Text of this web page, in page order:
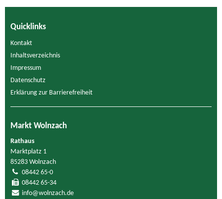
Quicklinks
Kontakt
Inhaltsverzeichnis
Impressum
Datenschutz
Erklärung zur Barrierefreiheit
Markt Wolnzach
Rathaus
Marktplatz 1
85283 Wolnzach
08442 65-0
08442 65-34
info@wolnzach.de